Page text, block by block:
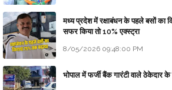
मध्य प्रदेश में रक्षाबंधन के पहले बसों का
सफर किया तो 10% एक्स्ट्रा
8/05/2026 09:48:00 PM
भोपाल में फर्जी बैंक गारंटी वाले ठेकेदार के